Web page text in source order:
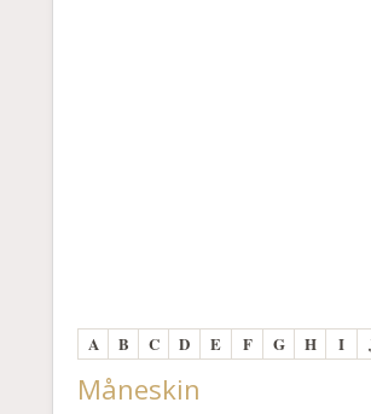
A B C D E F G H I
Måneskin